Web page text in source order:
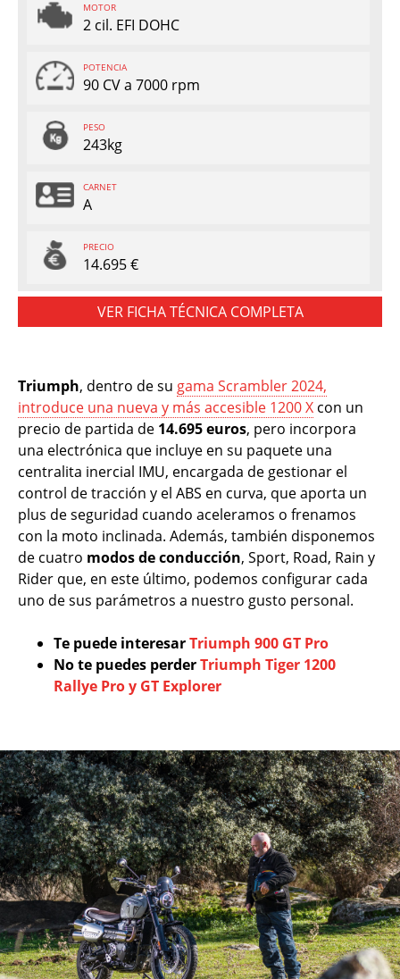
MOTOR
2 cil. EFI DOHC
POTENCIA
90 CV a 7000 rpm
PESO
243kg
CARNET
A
PRECIO
14.695 €
VER FICHA TÉCNICA COMPLETA
Triumph, dentro de su gama Scrambler 2024,
introduce una nueva y más accesible 1200 X con un
precio de partida de 14.695 euros, pero incorpora
una electrónica que incluye en su paquete una
centralita inercial IMU, encargada de gestionar el
control de tracción y el ABS en curva, que aporta un
plus de seguridad cuando aceleramos o frenamos
con la moto inclinada. Además, también disponemos
de cuatro modos de conducción, Sport, Road, Rain y
Rider que, en este último, podemos configurar cada
uno de sus parámetros a nuestro gusto personal.
Te puede interesarTriumph 900 GT Pro
No te puedes perderTriumph Tiger 1200
Rallye Pro y GT Explorer